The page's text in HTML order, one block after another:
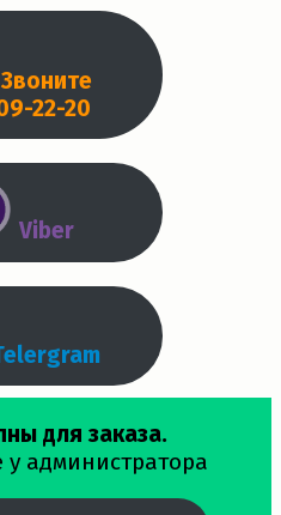
Звоните
22-20
Viber
для заказа.
у администратора